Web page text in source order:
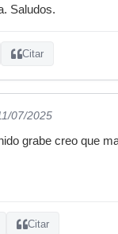
Saludos.
Citar
07/2025
grabe creo que
Citar